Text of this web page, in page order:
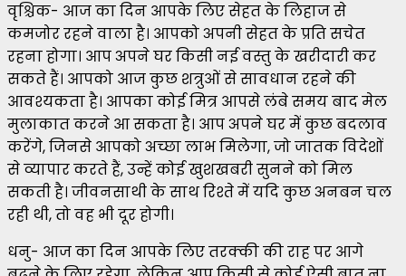
वृश्चिक- आज का दिन आपके लिए सेहत के लिहाज से
कमजोर रहने वाला है। आपको अपनी सेहत के प्रति सचेत
रहना होगा। आप अपने घर किसी नई वस्तु के खरीदारी कर
सकते हैं। आपको आज कुछ शत्रुओं से सावधान रहने की
आवश्यकता है। आपका कोई मित्र आपसे लंबे समय बाद मेल
मुलाकात करने आ सकता है। आप अपने घर में कुछ बदलाव
करेंगे, जिनसे आपको अच्छा लाभ मिलेगा, जो जातक विदेशों
से व्यापार करते हैं, उन्हें कोई खुशखबरी सुनने को मिल
सकती है। जीवनसाथी के साथ रिश्ते में यदि कुछ अनबन चल
रही थी, तो वह भी दूर होगी।
धनु- आज का दिन आपके लिए तरक्की की राह पर आगे